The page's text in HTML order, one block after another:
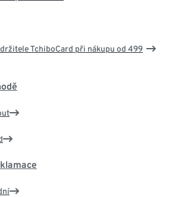
TchiboCard při nákupu od 499